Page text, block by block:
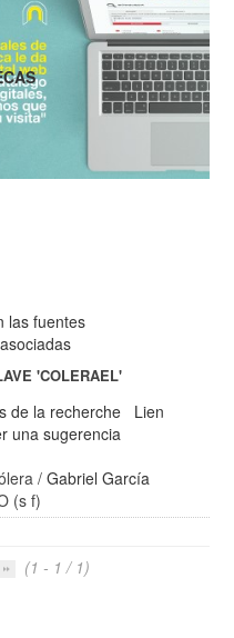
las fuentes
asociadas
'COLERAEL'
de la recherche
Lien
una sugerencia
/Gabriel García
(s f)
(1 - 1 / 1)